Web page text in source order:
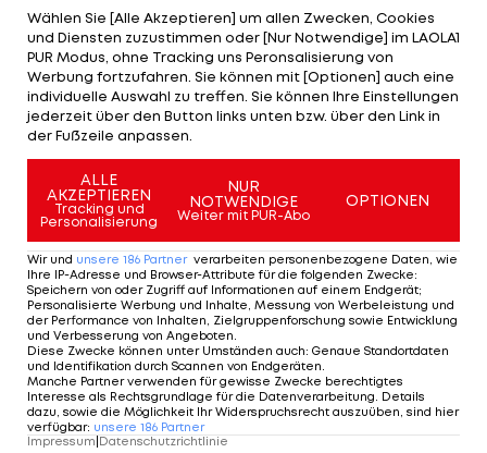
Haarriss in der Wirbelsäule. Die Ärzte haben ihm
geraten, diesen erst vollständig ausheilen zu
lassen, ehe er auf den Court zurückkehrt.
Momentan ist davon auszugehen, dass der Power
Forward rechtzeitig zu Saisonbeginn der NBA (28.
Oktober) fit wird.
Mehr zum Thema
Wählen Sie [Alle Akzeptieren] um allen Zwecken, Cookies
und Diensten zuzustimmen oder [Nur Notwendige] im LAOLA1
PUR Modus, ohne Tracking uns Peronsalisierung von
Werbung fortzufahren. Sie können mit [Optionen] auch eine
individuelle Auswahl zu treffen. Sie können Ihre Einstellungen
jederzeit über den Button links unten bzw. über den Link in
der Fußzeile anpassen.
ALLE
AKZEPTIEREN
Tracking und
Personalisierung
NUR
NOTWENDIGE
Weiter mit PUR-Abo
OPTIONEN
Wir und unsere 186 Partner verarbeiten personenbezogene Daten, wie
Ihre IP-Adresse und Browser-Attribute für die folgenden Zwecke:
Speichern von oder Zugriff auf Informationen auf einem Endgerät;
Personalisierte Werbung und Inhalte, Messung von Werbeleistung und
der Performance von Inhalten, Zielgruppenforschung sowie Entwicklung
und Verbesserung von Angeboten.
Diese Zwecke können unter Umständen auch: Genaue Standortdaten
und Identifikation durch Scannen von Endgeräten.
Manche Partner verwenden für gewisse Zwecke berechtigtes
Interesse als Rechtsgrundlage für die Datenverarbeitung. Details
dazu, sowie die Möglichkeit Ihr Widerspruchsrecht auszuüben, sind hier
verfügbar: unsere 186 Partner
Impressum Datenschutzrichtlinie